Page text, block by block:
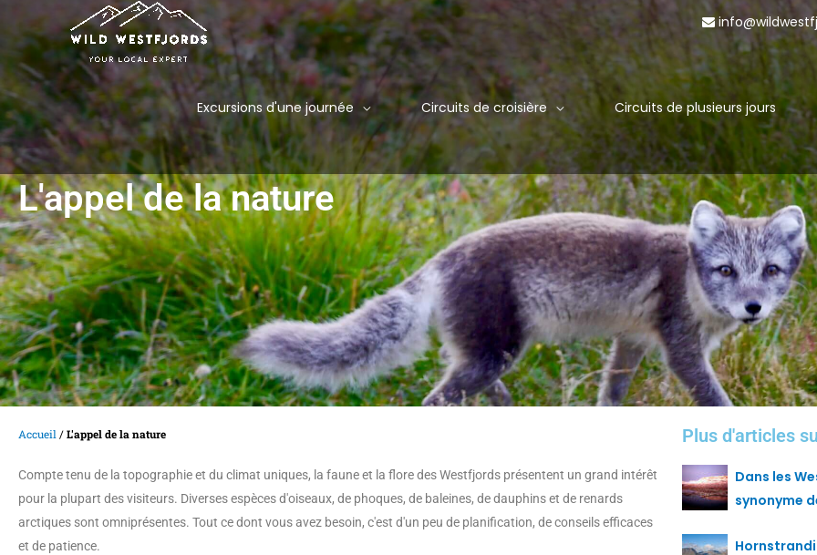
au
contenu
Excursions d'une journée Circuits de croisière Circuits de plusieurs jours
L'appel de la nature
Accueil / L'appel de la nature
Compte tenu de la topographie et du climat uniques, la faune et la flore des Westfjords présentent un grand intérêt
pour la plupart des visiteurs. Diverses espèces d'oiseaux, de phoques, de baleines, de dauphins et de renards
arctiques sont omniprésentes. Tout ce dont vous avez besoin, c'est d'un peu de planification, de conseils efficaces
et de patience.
Plus d'articles
Dans les
synonyme